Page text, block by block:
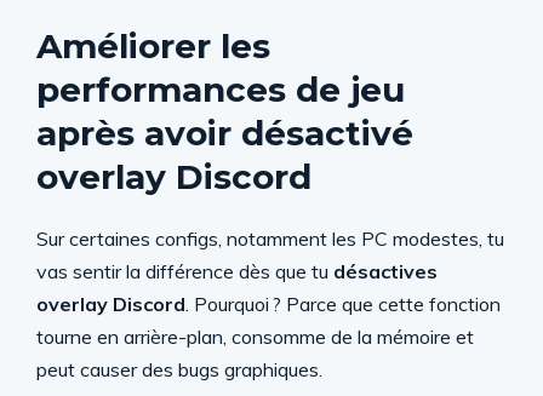
Améliorer les
performances de jeu
après avoir désactivé
overlay Discord
Sur certaines configs, notamment les PC modestes, tu
vas sentir la différence dès que tu désactives
overlay Discord. Pourquoi ? Parce que cette fonction
tourne en arrière-plan, consomme de la mémoire et
peut causer des bugs graphiques.